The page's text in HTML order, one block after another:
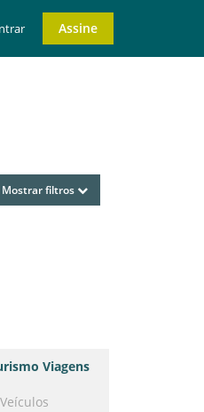
Assine
Mostrar filtros
Viagens